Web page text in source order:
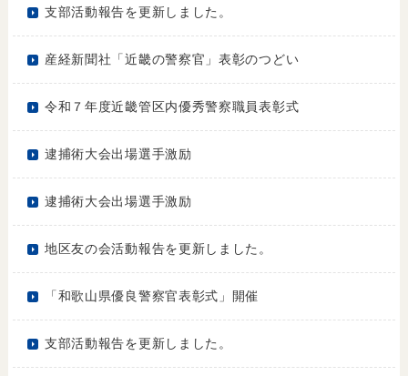
支部活動報告を更新しました。
産経新聞社「近畿の警察官」表彰のつどい
令和７年度近畿管区内優秀警察職員表彰式
逮捕術大会出場選手激励
逮捕術大会出場選手激励
地区友の会活動報告を更新しました。
「和歌山県優良警察官表彰式」開催
支部活動報告を更新しました。